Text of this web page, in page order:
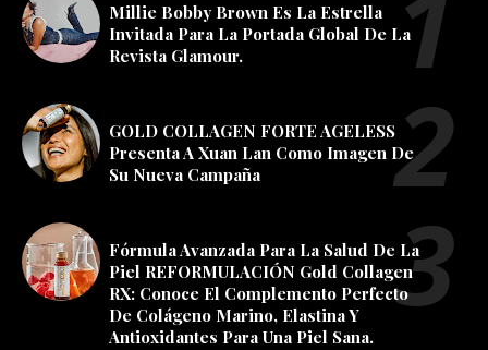
Millie Bobby Brown Es La Estrella
Invitada Para La Portada Global De La
Revista Glamour.
GOLD COLLAGEN FORTE AGELESS
Presenta A Xuan Lan Como Imagen De
Su Nueva Campaña
Fórmula Avanzada Para La Salud De La
Piel REFORMULACIÓN Gold Collagen
RX: Conoce El Complemento Perfecto
De Colágeno Marino, Elastina Y
Antioxidantes Para Una Piel Sana.